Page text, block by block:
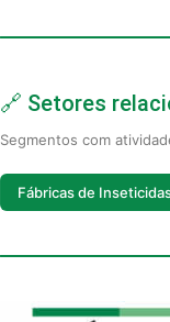
🔗 Setores
Segmentos com
Fábricas de